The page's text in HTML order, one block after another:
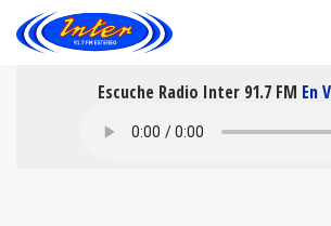
Escuche Radio Inter 91.7 FM En